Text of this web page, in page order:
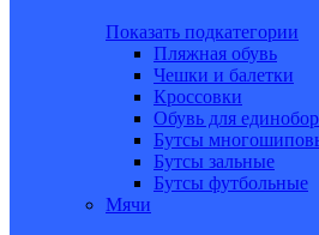
Показать подкатегории
Пляжная обувь
Чешки и балетки
Кроссовки
Обувь для
Бутсы
Бутсы зальные
Бутсы футбольные
Мячи